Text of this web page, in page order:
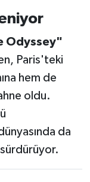
Odyssey"
Paris'teki
hem de
oldu.
da